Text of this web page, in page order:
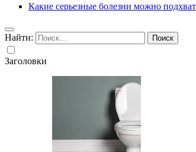
Какие серьезные болезни можно
Найти:
Заголовки